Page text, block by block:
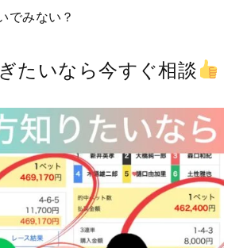
でみない？
たいなら今すぐ相談